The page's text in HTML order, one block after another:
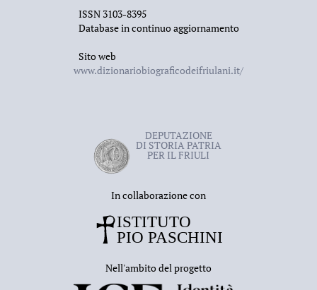
ISSN 3103-8395
Database in continuo aggiornamento
Sito web
www.dizionariobiograficodeifriulani.it/
DEPUTAZIONE
DI STORIA PATRIA
PER IL FRIULI
In collaborazione con
Nell'ambito del progetto